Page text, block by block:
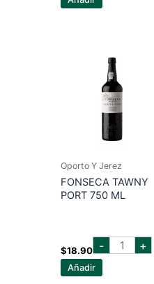
Oporto Y Jerez
FONSECA TAWNY
PORT 750 ML
$18.90 - fonseca
tawny+
Añadir